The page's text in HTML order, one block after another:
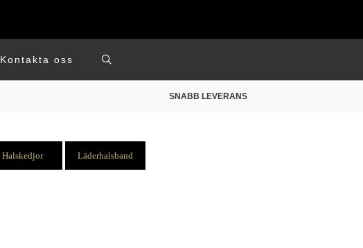
Kontakta oss
SNABB LEVERANS
Halskedjor Läderhalsband